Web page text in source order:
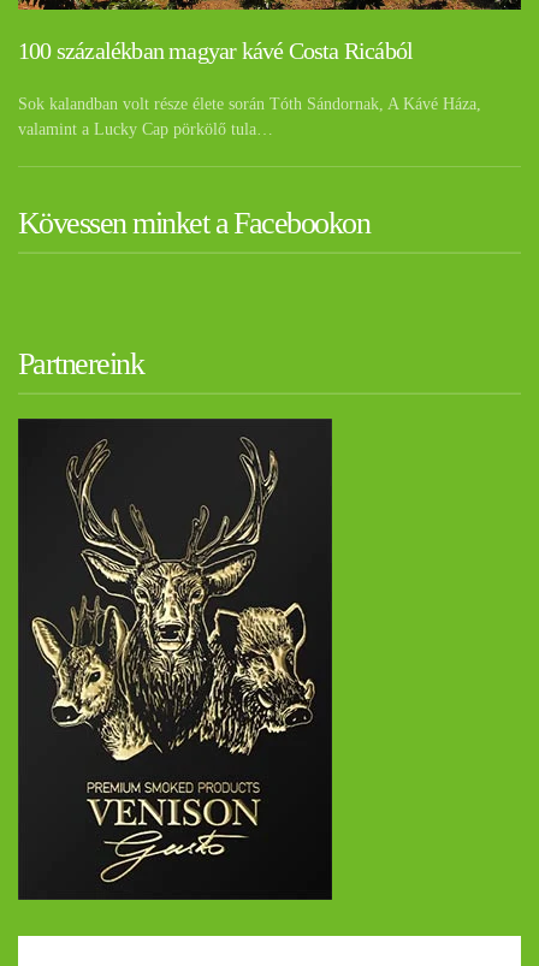
100 százalékban magyar kávé Costa Ricából
Sok kalandban volt része élete során Tóth Sándornak, A Kávé Háza,
valamint a Lucky Cap pörkölő tula…
Kövessen minket a Facebookon
Partnereink